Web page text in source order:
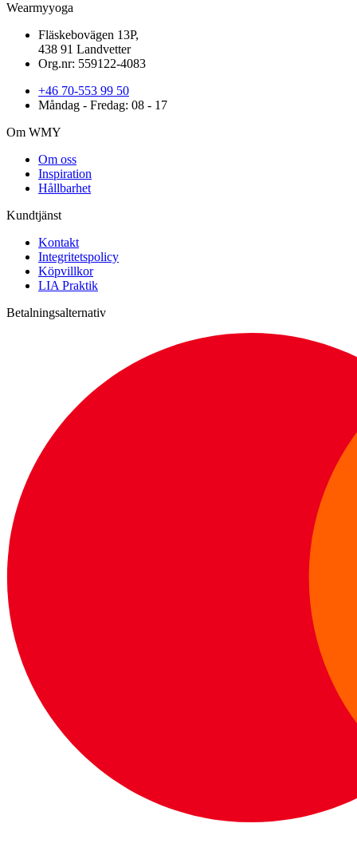
Wearmyyoga
Fläskebovägen 13P,
438 91 Landvetter
Org.nr: 559122-4083
+46 70-553 99 50
Måndag - Fredag: 08 - 17
Om WMY
Om oss
Inspiration
Hållbarhet
Kundtjänst
Kontakt
Integritetspolicy
Köpvillkor
LIA Praktik
Betalningsalternativ